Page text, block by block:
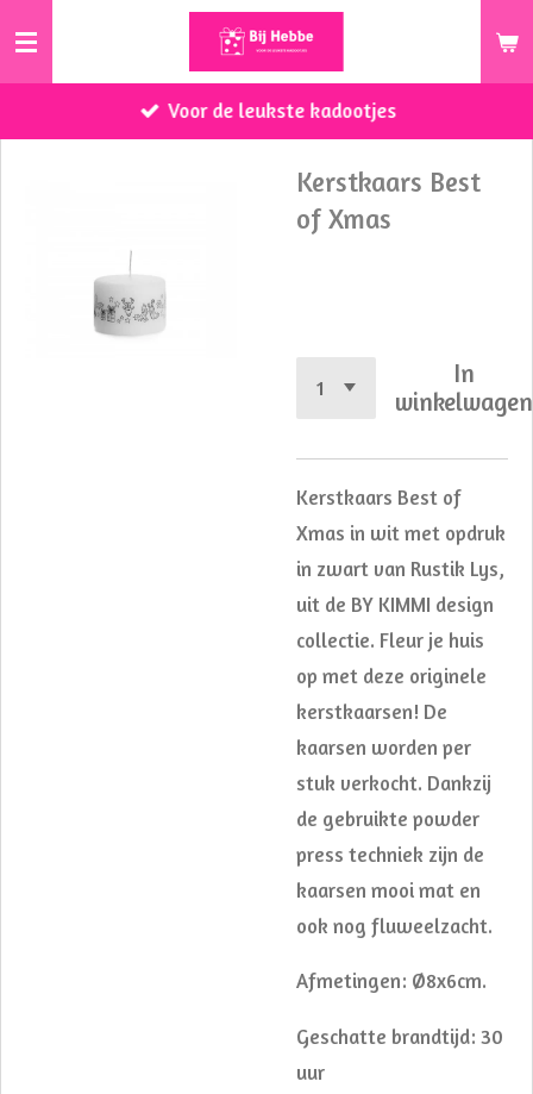
Ga
de
Voor de leukste kadootjes
Kerstkaars Best
of Xmas
In
winkelwagen
Kerstkaars Best of
Xmas in wit met opdruk
in zwart van Rustik Lys,
uit de BY KIMMI design
collectie. Fleur je huis
op met deze originele
kerstkaarsen! De
kaarsen worden per
stuk verkocht. Dankzij
de gebruikte powder
press techniek zijn de
kaarsen mooi mat en
ook nog fluweelzacht.
Afmetingen: Ø8x6cm.
Geschatte brandtijd: 30
uur